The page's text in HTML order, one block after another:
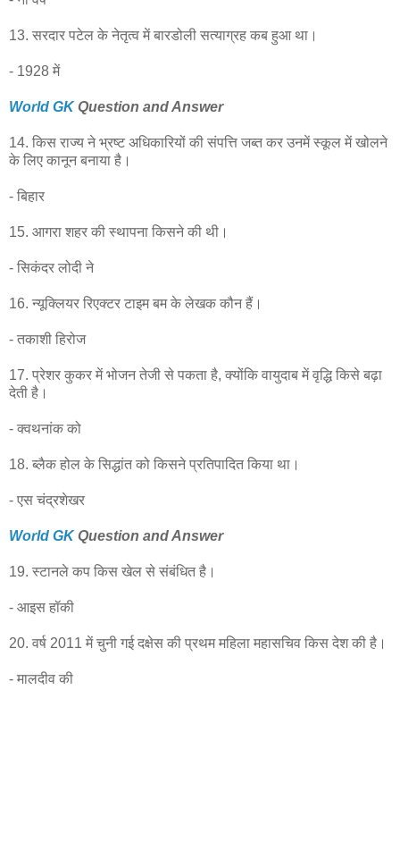
13. सरदार पटेल के नेतृत्व में बारडोली सत्याग्रह कब हुआ था।
- 1928 में
World GKQuestion and Answer
14. किस राज्य ने भ्रष्ट अधिकारियों की संपत्ति जब्त कर उनमें स्कूल में खोलने
के लिए कानून बनाया है।
- बिहार
15. आगरा शहर की स्थापना किसने की थी।
- सिकंदर लोदी ने
16. न्यूक्लियर रिएक्टर टाइम बम के लेखक कौन हैं।
- तकाशी हिरोज
17. प्रेशर कुकर में भोजन तेजी से पकता है, क्योंकि वायुदाब में वृद्धि किसे बढ़ा
देती है।
- क्वथनांक को
18. ब्लैक होल के सिद्धांत को किसने प्रतिपादित किया था।
- एस चंद्रशेखर
World GKQuestion and Answer
19. स्टानले कप किस खेल से संबंधित है।
- आइस हॉकी
20. वर्ष 2011 में चुनी गई दक्षेस की प्रथम महिला महासचिव किस देश की है।
- मालदीव की